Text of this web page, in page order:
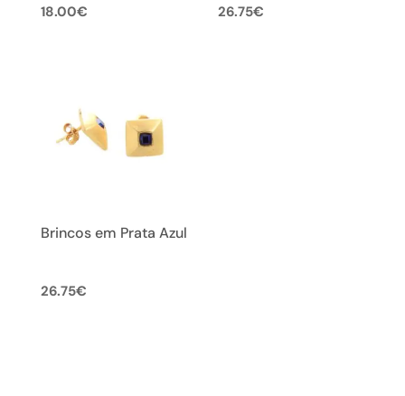
(S)
18.00€ 26.75€
Brincos em Prata Azul
26.75€